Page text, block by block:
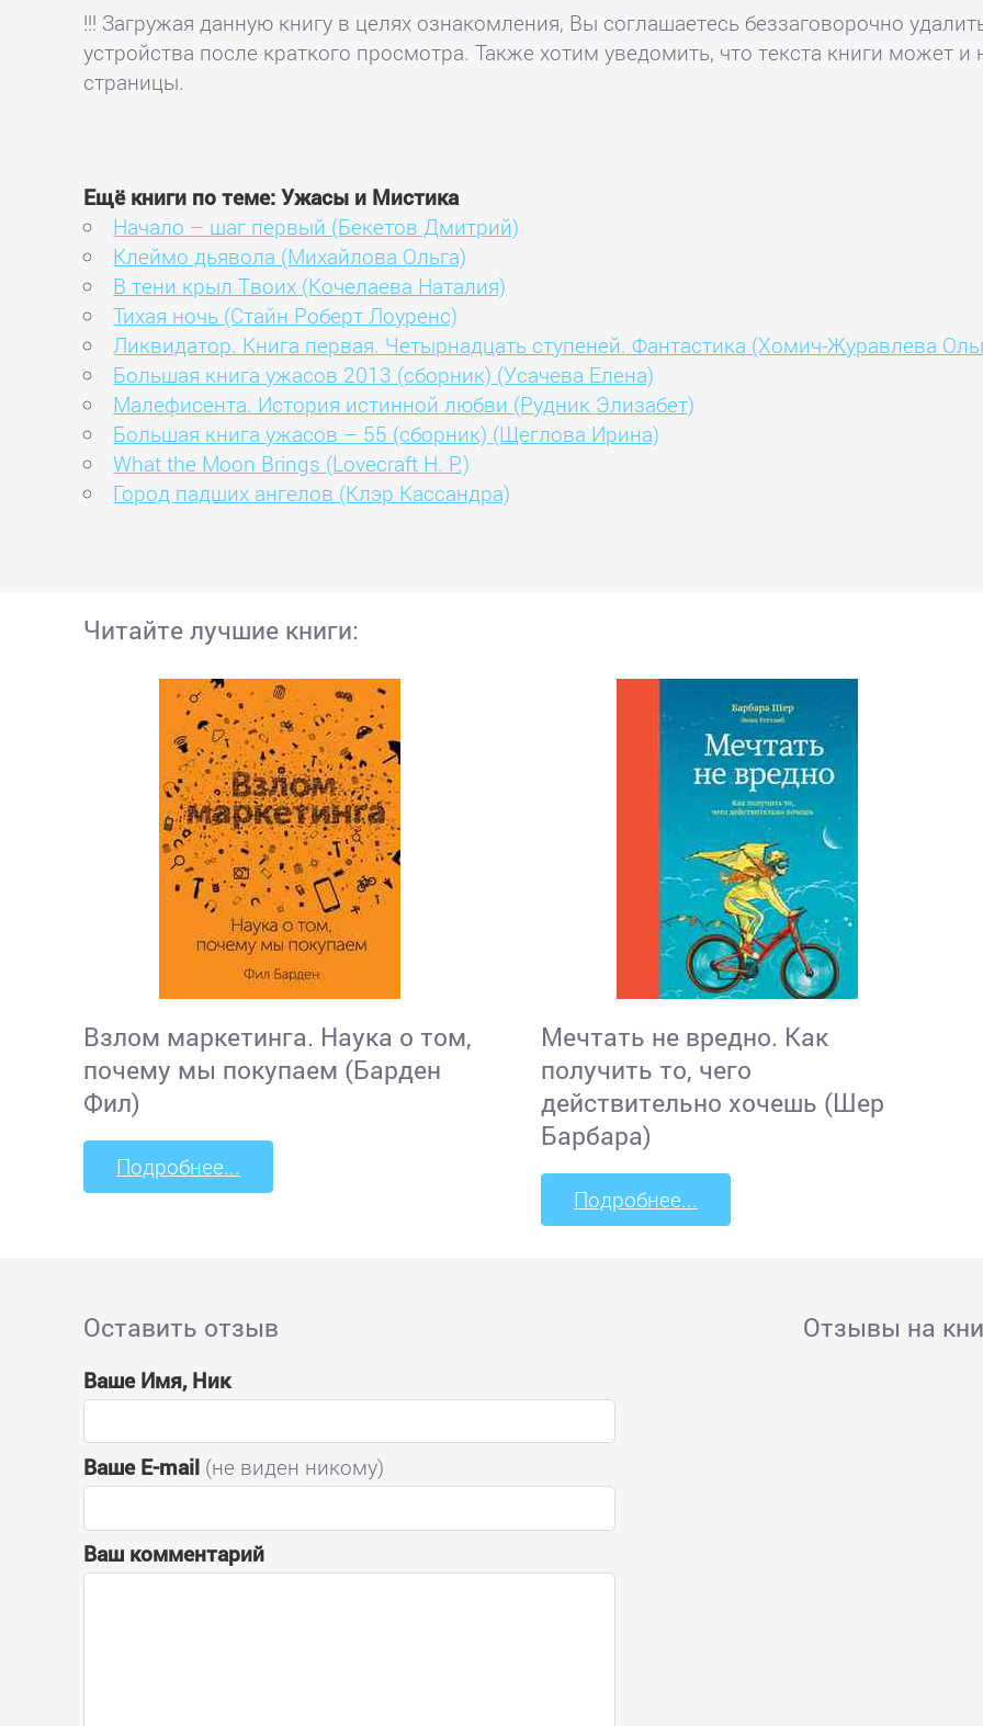
!!! Загружая данную книгу в целях ознакомления, Вы соглашаетесь беззаговорочно
устройства после краткого просмотра. Также хотим уведомить, что текста книги может
страницы.
Ещё книги по теме: Ужасы и Мистика
Начало – шаг первый (Бекетов Дмитрий)
Клеймо дьявола (Михайлова Ольга)
В тени крыл Твоих (Кочелаева Наталия)
Тихая ночь (Стайн Роберт Лоуренс)
Ликвидатор. Книга первая. Четырнадцать ступеней. Фантастика (Хомич-Журавлева
Большая книга ужасов 2013 (сборник) (Усачева Елена)
Малефисента. История истинной любви (Рудник Элизабет)
Большая книга ужасов – 55 (сборник) (Щеглова Ирина)
What the Moon Brings (Lovecraft H. P.)
Город падших ангелов (Клэр Кассандра)
Читайте лучшие книги:
Взлом маркетинга. Наука о том,
почему мы покупаем (Барден
Фил)
Подробнее...
Мечтать не вредно. Как
получить то, чего
действительно хочешь (Шер
Барбара)
Подробнее...
Оставить отзыв
Ваше Имя, Ник
Ваше E-mail (не виден никому)
Ваш комментарий
Отзывы на